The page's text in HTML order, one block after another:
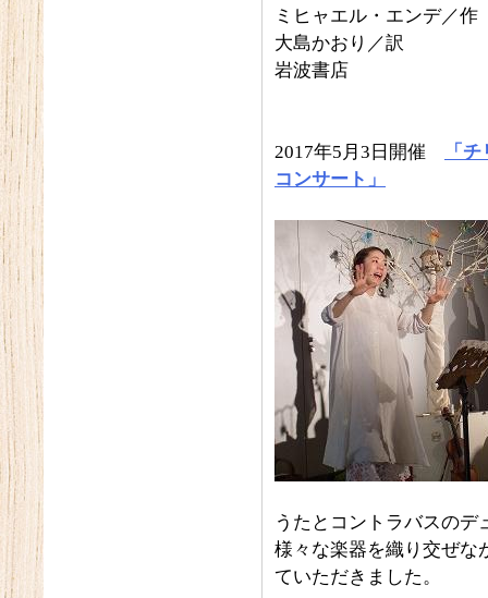
ミヒャエル・エンデ／作
大島かおり／訳
岩波書店
2017年5月3日開催
「
コンサート」
うたとコントラバスのデ
様々な楽器を織り交ぜな
ていただきました。